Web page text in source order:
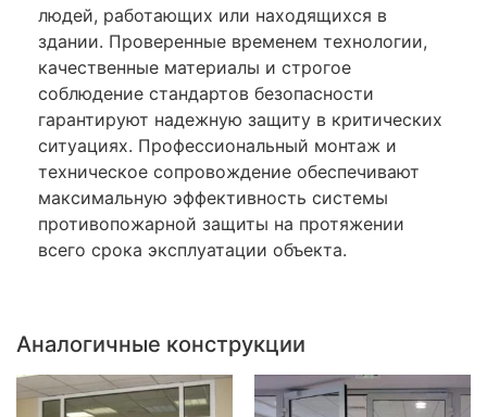
людей, работающих или находящихся в
здании. Проверенные временем технологии,
качественные материалы и строгое
соблюдение стандартов безопасности
гарантируют надежную защиту в критических
ситуациях. Профессиональный монтаж и
техническое сопровождение обеспечивают
максимальную эффективность системы
противопожарной защиты на протяжении
всего срока эксплуатации объекта.
Аналогичные конструкции